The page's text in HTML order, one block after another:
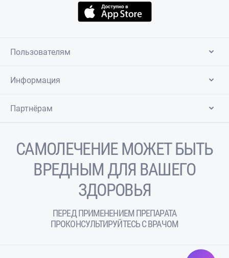
Пользователям
Информация
Партнёрам
САМОЛЕЧЕНИЕ МОЖЕТ БЫТЬ
ВРЕДНЫМ ДЛЯ ВАШЕГО
ЗДОРОВЬЯ
ПЕРЕД ПРИМЕНЕНИЕМ ПРЕПАРАТА
ПРОКОНСУЛЬТИРУЙТЕСЬ С ВРАЧОМ